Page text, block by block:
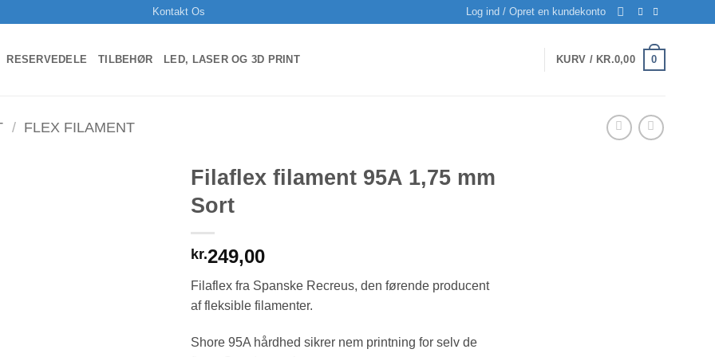
Kontakt Os Log ind / Opret en kundekonto
RESERVEDELE TILBEHØR LED, LASER OG 3D PRINT KURV / KR.0,00 0
/ FLEX FILAMENT
Filaflex filament 95A 1,75 mm
Sort
kr.249,00
Filaflex fra Spanske Recreus, den førende producent
af fleksible filamenter.
Shore 95A hårdhed sikrer nem printning for selv de